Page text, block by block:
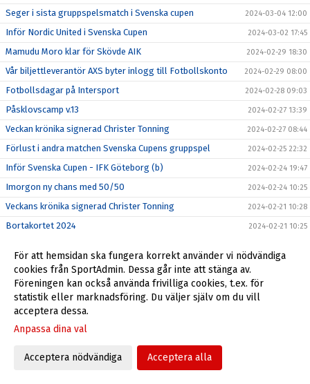
Seger i sista gruppspelsmatch i Svenska cupen 2024-03-04 12:00
Inför Nordic United i Svenska Cupen 2024-03-02 17:45
Mamudu Moro klar för Skövde AIK 2024-02-29 18:30
Vår biljettleverantör AXS byter inlogg till Fotbollskonto 2024-02-29 08:00
Fotbollsdagar på Intersport 2024-02-28 09:03
Påsklovscamp v.13 2024-02-27 13:39
Veckan krönika signerad Christer Tonning 2024-02-27 08:44
Förlust i andra matchen Svenska Cupens gruppspel 2024-02-25 22:32
Inför Svenska Cupen - IFK Göteborg (b) 2024-02-24 19:47
Imorgon ny chans med 50/50 2024-02-24 10:25
Veckans krönika signerad Christer Tonning 2024-02-21 10:28
Bortakortet 2024 2024-02-21 10:25
Vi startar med digitalt 50/50-lotteri
I morgon går Skövde AIK in i Svenska Cupen 2024-02-18 20:25
Stötta SAIK när du streamar Svenska Cupen 2024-02-16 22:40
Anmälan till årets Fotbollsskola och Bollskoj öppen
Utlysning om årsmöte
För att hemsidan ska fungera korrekt använder vi nödvändiga
cookies från SportAdmin. Dessa går inte att stänga av.
Föreningen kan också använda frivilliga cookies, t.ex. för
statistik eller marknadsföring. Du väljer själv om du vill
acceptera dessa.
Anpassa dina val
Acceptera nödvändiga Acceptera alla